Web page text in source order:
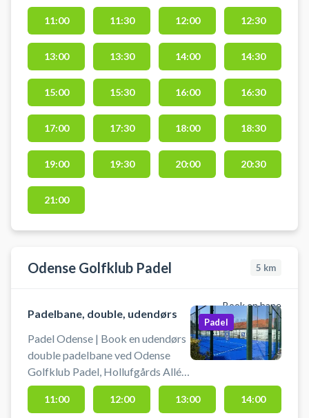
på doublebaner i opvarmede
lokaler hos Odense Padel Center.
Du finder Odense Padelcenter på
Peder Skrams Vej 5, 5220 Odense
- tæt Universitetet og
Rosengårdcentret. Hos Odense
Padel Center findes parkering ved
døren til padelcentret, hvor du
finder 3 double- og 3 singlebaner.
Padelcentert tilbyder leje af bat
og køb af bolde.
11:00 11:30 12:00 12:30
13:00 13:30 14:00 14:30
15:00 15:30 16:00 16:30
17:00 17:30 18:00 18:30
19:00 19:30 20:00 20:30
21:00
Odense Golfklub Padel 5 km
Book en bane
Padelbane, double, udendørs
Padel Odense | Book en udendørs
double padelbane ved Odense
Golfklub Padel, Hollufgårds Allé
21 5220, Odense SØ. Book en af
de to double padelbaner og spil
Padel
11:00 12:00 13:00 14:00